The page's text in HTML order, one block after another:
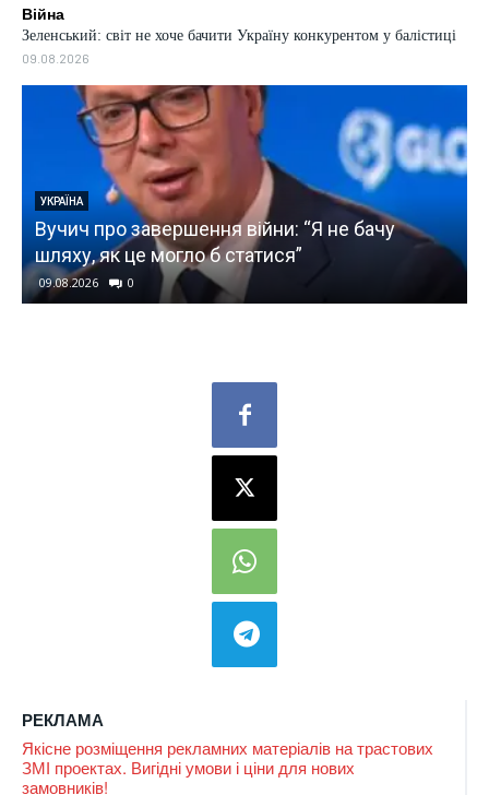
РЕКЛАМА
Якісне розміщення рекламних матеріалів на трастових
ЗМІ проектах. Вигідні умови і ціни для нових
замовників!
Війна
Зеленський: світ не хоче бачити Україну конкурентом у балістиці
09.08.2026
“Я не бачу
УКРАЇНА
“Я просто бачив ситуацію
Anduril про вторгнення
гонку дронів з Китаєм
09.08.2026